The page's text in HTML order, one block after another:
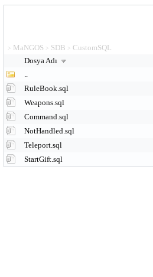
> MaNGOS > SDB > CustomSQL
Dosya Adı
..
RuleBook.sql
Weapons.sql
Command.sql
NotHandled.sql
Teleport.sql
StartGift.sql